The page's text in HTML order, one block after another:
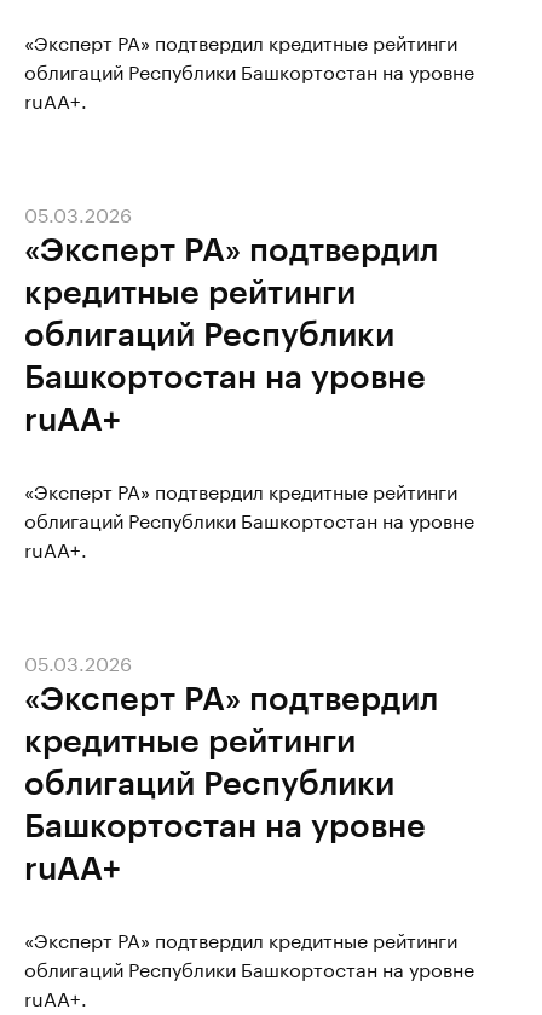
«Эксперт РА» подтвердил кредитные рейтинги
облигаций Республики Башкортостан на уровне
ruAA+.
«Эксперт РА» подтвердил
кредитные рейтинги
облигаций Республики
Башкортостан на уровне
ruAA+
05.03.2026
«Эксперт РА» подтвердил кредитные рейтинги
облигаций Республики Башкортостан на уровне
ruAA+.
«Эксперт РА» подтвердил
кредитные рейтинги
облигаций Республики
Башкортостан на уровне
ruAA+
05.03.2026
«Эксперт РА» подтвердил кредитные рейтинги
облигаций Республики Башкортостан на уровне
ruAA+.